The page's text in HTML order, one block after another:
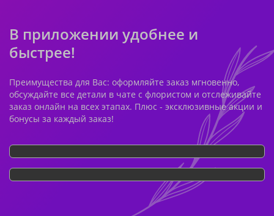
В приложении удобнее и
быстрее!
Преимущества для Вас: оформляйте заказ мгновенно,
обсуждайте все детали в чате с флористом и отслеживайте
заказ онлайн на всех этапах. Плюс - эксклюзивные акции и
бонусы за каждый заказ!